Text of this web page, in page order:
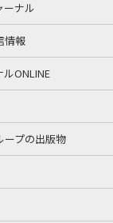
ーナル
情報
ONLINE
ープの出版物